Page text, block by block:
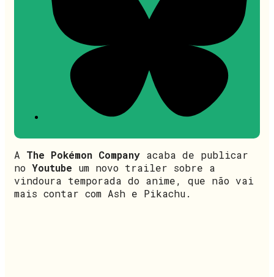
A The Pokémon Company acaba de publicar
no Youtube um novo trailer sobre a
vindoura temporada do anime, que não vai
mais contar com Ash e Pikachu.